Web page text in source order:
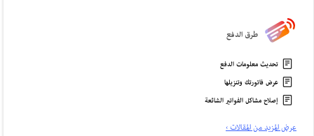
طرق الدفع
تحديث معلومات الدفع
عرض فاتورتك وتنزيلها
إصلاح مشاكل الفواتير الشائعة
عرض المزيد من المقالات ›